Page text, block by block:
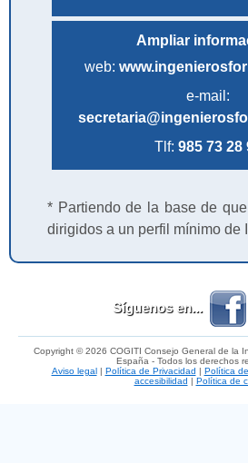
Ampliar
web:
e-mail:
Tlf: 985 73 28
* Partiendo de la base de
dirigidos a un perfil mínimo de
Síguenos en...
Copyright © 2026 COGITI Consejo General de la
España - Todos los derechos
Aviso legal
Política de Privacidad Política
accesibilidad
Política de